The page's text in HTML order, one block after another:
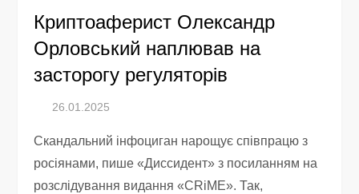
Криптоаферист Олександр
Орловський наплював на
засторогу регуляторів
Скандальний інфоциган нарощує співпрацю з
росіянами, пише «Диссидент» з посиланням на
розслідування видання «CRiME». Так,